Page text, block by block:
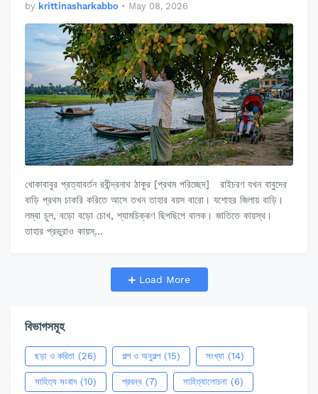
by krittinasharkabbo • May 08, 2026
খোকাবাবুর প্রত্যাবর্তন রবীন্দ্রনাথ ঠাকুর [প্রথম পরিচ্ছেদ] রাইচরণ যখন বাবুদের
বাড়ি প্রথম চাকরি করিতে আসে তখন তাহার বয়স বারো। যশোহর জিলায় বাড়ি।
লম্বা চুল, বড়ো বড়ো চোখ, শ্যামচিক্কণ ছিপছিপে বালক। জাতিতে কায়স্থ।
তাহার প্রভুরাও কায়স্…
Load More
বিভাগসমূহ
ছড়া ও কবিতা (26) গল্প ও অনুগল্প (15) সংখ্যা (14)
সাহিত্য সংবাদ (10) প্রবন্ধ (7) সাহিত্যালোচনা (6)